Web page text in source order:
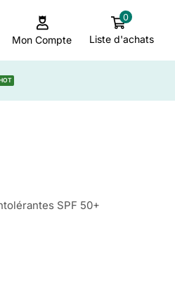
Mon Compte
0
Liste d'achats
SPF 50+